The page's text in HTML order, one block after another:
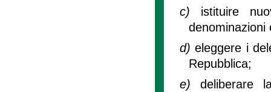
c) istituire
denominazioni
d)eleggere i
Repubblica;
e) deliberare